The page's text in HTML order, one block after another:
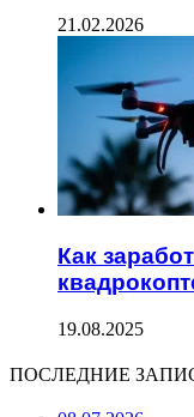
21.02.2026
Как
19.08.2025
ПОСЛЕДНИЕ